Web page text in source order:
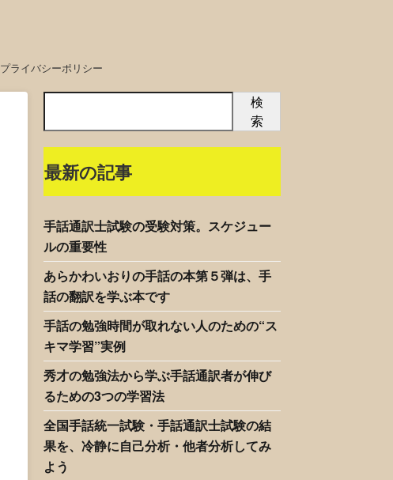
プライバシーポリシー
検
索
最新の記事
手話通訳士試験の受験対策。スケジュー
ルの重要性
あらかわいおりの手話の本第５弾は、手
話の翻訳を学ぶ本です
手話の勉強時間が取れない人のための“ス
キマ学習”実例
秀才の勉強法から学ぶ手話通訳者が伸び
るための3つの学習法
全国手話統一試験・手話通訳士試験の結
果を、冷静に自己分析・他者分析してみ
よう